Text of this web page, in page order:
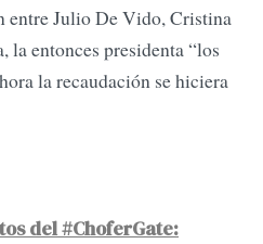
entre Julio De Vido, Cristina
entonces presidenta “los
la recaudación se hiciera
del #ChoferGate: